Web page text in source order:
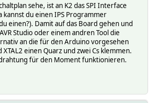
sehe, ist an K2 das SPI Interface
kannst du einen IPS Programmer
einen?). Damit auf das Board gehen und
Studio oder einem andren Tool die
an die für den Arduino vorgesehen
XTAL2 einen Quarz und zwei Cs klemmen.
für den Moment funktionieren.